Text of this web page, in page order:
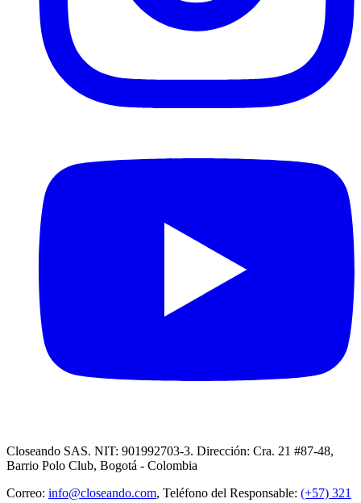
Closeando SAS. NIT: 901992703-3. Dirección: Cra. 21 #87-48,
Barrio Polo Club, Bogotá - Colombia
Correo: info@closeando.com, Teléfono del Responsable: (+57) 321